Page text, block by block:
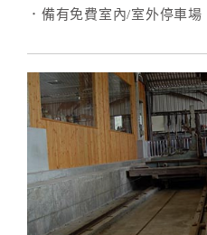
．備有免費室內/室外停車